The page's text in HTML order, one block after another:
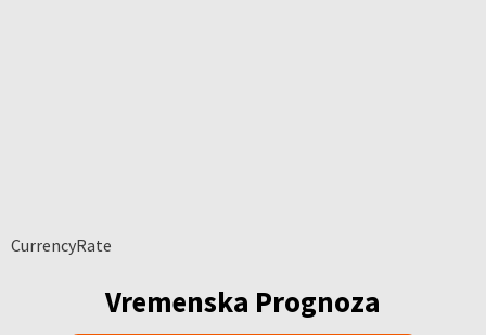
CurrencyRate
Vremenska Prognoza